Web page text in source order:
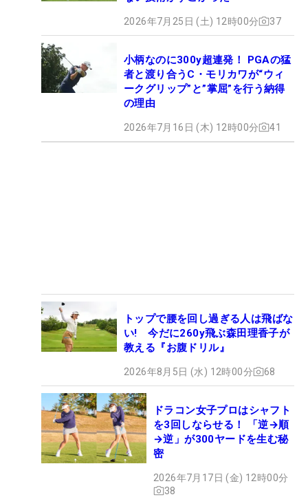
2026年7月25日 (土) 12時00分 37
小柄なのに300y超連発！ PGAの猛
者と渡り合うC・モリカワが“ウィ
ークグリップ”と”掌屈”を行う納得
の理由
2026年7月16日 (木) 12時00分 41
トップで腰を回し過ぎる人は飛ばな
い! 今だに260y飛ぶ森田理香子が
教える『お腹ドリル』
2026年8月5日 (水) 12時00分 68
ドラコン女子プロはシャフト
を3回しならせる！ 「逆→順
→逆」が300ヤードを生む秘
密
2026年7月17日 (金) 12時00分
38